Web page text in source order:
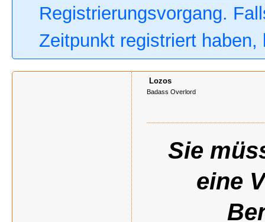
Registrierungsvorgang.
Zeitpunkt registriert
Lozos
Badass Overlord
Sie
eine